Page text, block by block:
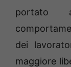
portato
dei
maggiore